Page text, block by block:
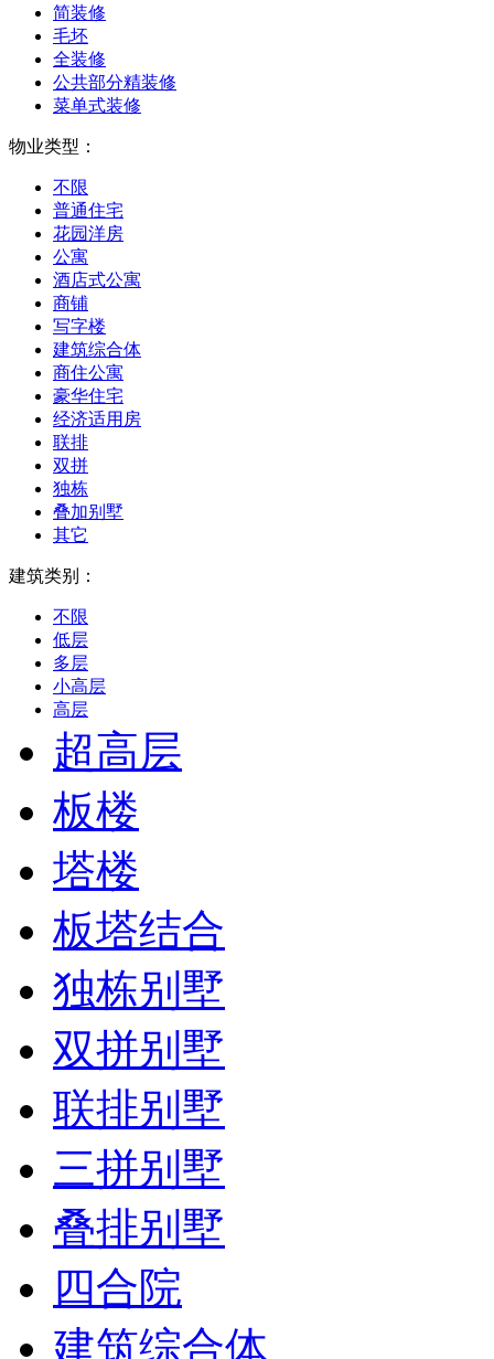
简装修
毛坯
全装修
公共部分精装修
菜单式装修
物业类型：
不限
普通住宅
花园洋房
公寓
酒店式公寓
商铺
写字楼
建筑综合体
商住公寓
豪华住宅
经济适用房
联排
双拼
独栋
叠加别墅
其它
建筑类别：
不限
低层
多层
小高层
高层
超高层
板楼
塔楼
板塔结合
独栋别墅
双拼别墅
联排别墅
三拼别墅
叠排别墅
四合院
建筑综合体